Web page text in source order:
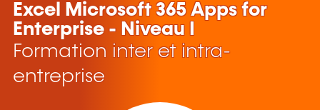
Excel Microsoft 365 Apps for
Enterprise - Niveau I
Formation inter et intra-
entreprise